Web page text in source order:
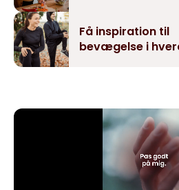
Få inspiration til
bevægelse i